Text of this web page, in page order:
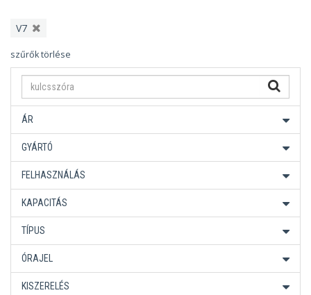
V7
szűrők törlése
ÁR
GYÁRTÓ
FELHASZNÁLÁS
KAPACITÁS
TÍPUS
ÓRAJEL
KISZERELÉS